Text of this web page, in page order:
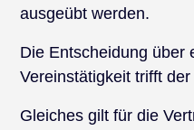
ausgeübt werden.
Die Entscheidung über
Vereinstätigkeit trifft
Gleiches gilt für die